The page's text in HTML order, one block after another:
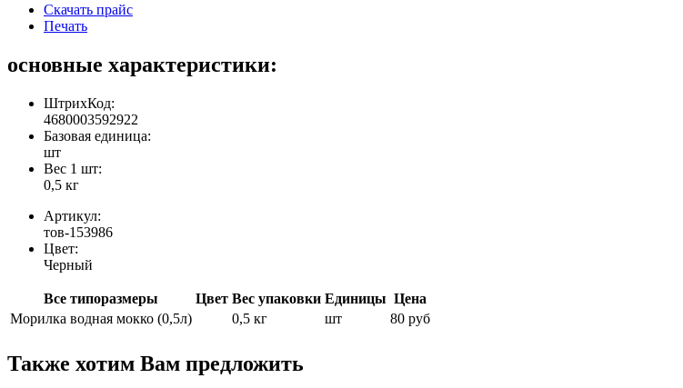
Скачать прайс
Печать
основные характеристики:
ШтрихКод:
4680003592922
Базовая единица:
шт
Вес 1 шт:
0,5 кг
Артикул:
тов-153986
Цвет:
Черный
Все типоразмеры Цвет Вес упаковки Единицы Цена
Морилка водная мокко (0,5л)
0,5 кг шт 80 руб
Также хотим Вам предложить